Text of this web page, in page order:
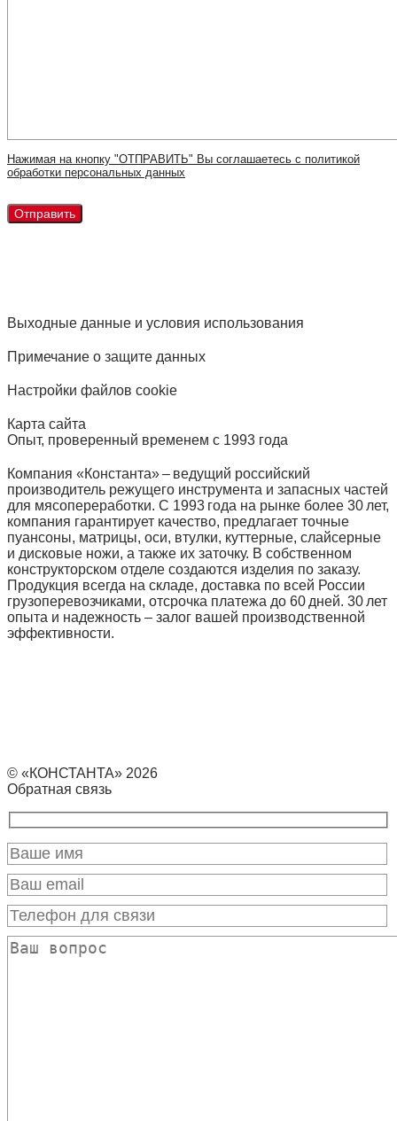
Нажимая на кнопку "ОТПРАВИТЬ" Вы соглашаетесь с политикой
обработки персональных данных
Выходные данные и условия использования
Примечание о защите данных
Настройки файлов cookie
Карта сайта
Опыт, проверенный временем с 1993 года
Компания «Константа» – ведущий российский
производитель режущего инструмента и запасных частей
для мясопереработки. С 1993 года на рынке более 30 лет,
компания гарантирует качество, предлагает точные
пуансоны, матрицы, оси, втулки, куттерные, слайсерные
и дисковые ножи, а также их заточку. В собственном
конструкторском отделе создаются изделия по заказу.
Продукция всегда на складе, доставка по всей России
грузоперевозчиками, отсрочка платежа до 60 дней. 30 лет
опыта и надежность – залог вашей производственной
эффективности.
© «КОНСТАНТА» 2026
Обратная связь